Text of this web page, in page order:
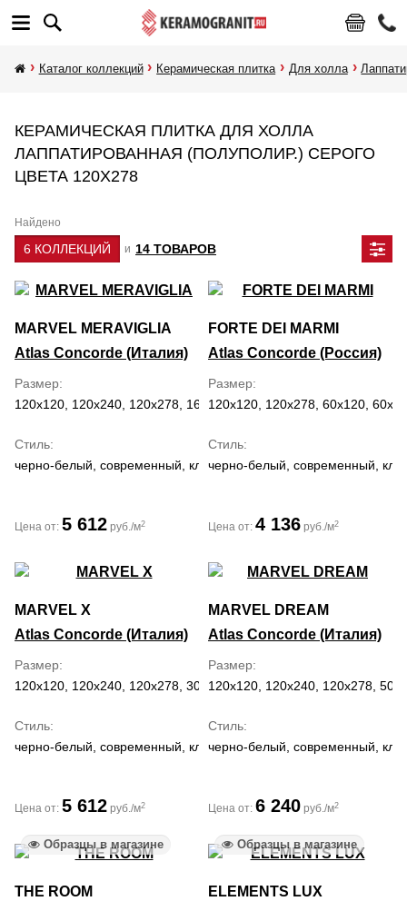
Каталог коллекций Керамическая плитка Для холла
КЕРАМИЧЕСКАЯ ПЛИТКА ДЛЯ ХОЛЛА
ЛАППАТИРОВАННАЯ (ПОЛУПОЛИР.) СЕРОГО
ЦВЕТА 120Х278
Найдено
6 КОЛЛЕКЦИЙ и 14 ТОВАРОВ
MARVEL MERAVIGLIA
Atlas Concorde (Италия)
Размер
120x120, 120x240, 120x278, 160x320, 30x60, 59.5x118.2,
Стиль
черно-белый, современный, классический,
Цена от: 5 612 руб./м2
FORTE DEI MARMI
Atlas Concorde (Россия)
Размер
120x120, 120x278, 60x120,
Стиль
черно-белый, современный,
Цена от: 4 136 руб./м2
MARVEL X
Atlas Concorde (Италия)
Размер
120x120, 120x240, 120x278, 30x60, 60x120, 60x60, 75x150, 75x75
Стиль
черно-белый, современный, классический, средиземноморский
Цена от: 5 612 руб./м2
MARVEL DREAM
Atlas Concorde (Италия)
Размер
120x120, 120x240, 120x278,
Стиль
черно-белый, современный,
Цена от: 6 240 руб./м2
Образцы в магазине
THE ROOM
Образцы в магазине
ELEMENTS LUX